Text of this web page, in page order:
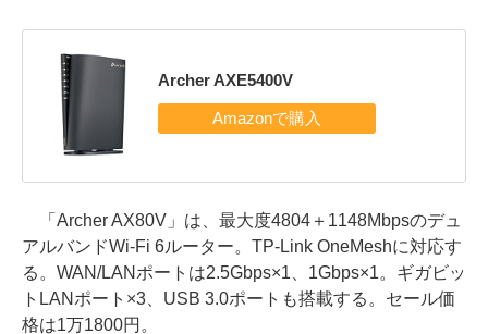
Archer AXE5400V
「Archer AX80V」は、最大度4804＋1148Mbpsのデュ
アルバンドWi-Fi 6ルーター。TP-Link OneMeshに対応す
る。WAN/LANポートは2.5Gbps×1、1Gbps×1。ギガビッ
トLANポート×3、USB 3.0ポートも搭載する。セール価
格は1万1800円。